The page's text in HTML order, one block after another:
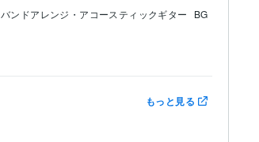
バンドアレンジ・アコースティックギター
BG
もっと見る